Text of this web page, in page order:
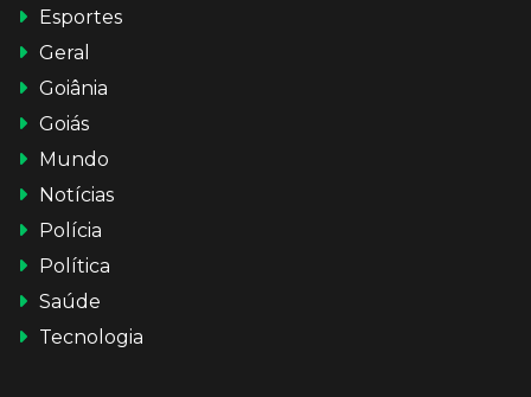
Esportes
Geral
Goiânia
Goiás
Mundo
Notícias
Polícia
Política
Saúde
Tecnologia